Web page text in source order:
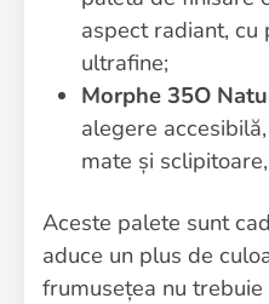
aspect radiant, cu
ultrafine;
Morphe 35O
alegere
mate și
Aceste palete sunt
aduce un plus de
frumusețea nu